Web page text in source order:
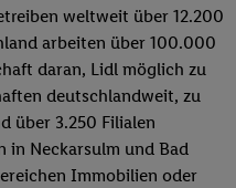
weltweit über 12.200
arbeiten über 100.000
daran, Lidl möglich zu
deutschlandweit, zu
über 3.250 Filialen
in Neckarsulm und Bad
Immobilien oder